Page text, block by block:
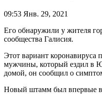
09:53 Янв. 29, 2021
Его обнаружили у жителя
сообщества Галисия.
Этот вариант коронавируса
мужчины, который ездил в
домой, он сообщил о
Новый штамм был впервые